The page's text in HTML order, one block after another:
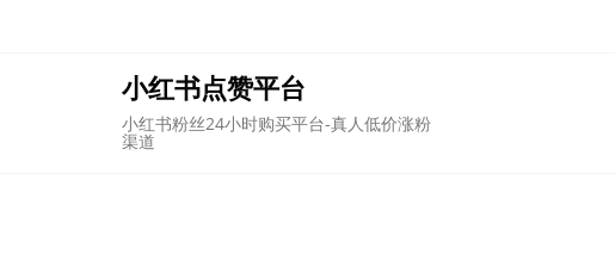
小红书点赞平台
小红书粉丝24小时购买平台-真人低价涨粉
渠道